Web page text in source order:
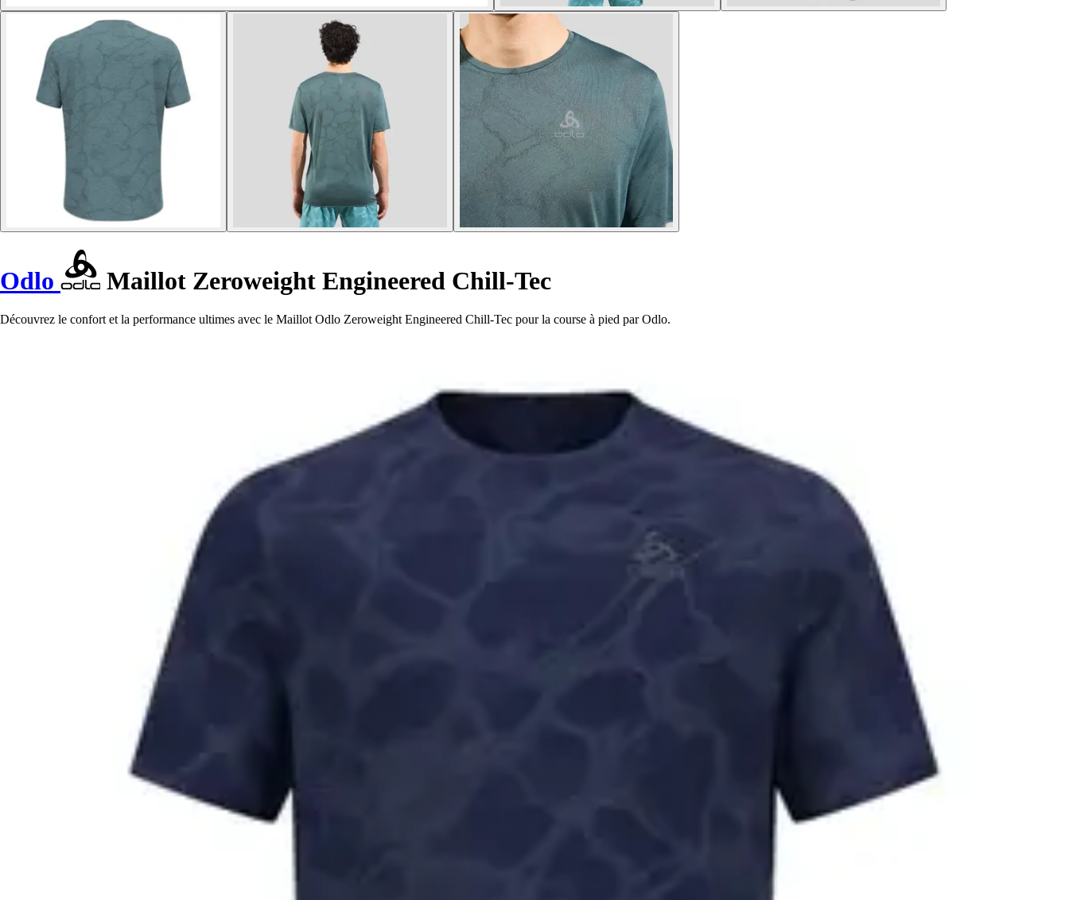
Odlo Maillot Zeroweight Engineered Chill-Tec
Découvrez le confort et la performance ultimes avec le Maillot Odlo Zeroweight Engineered Chill-Tec pour la course à pied par Odlo.